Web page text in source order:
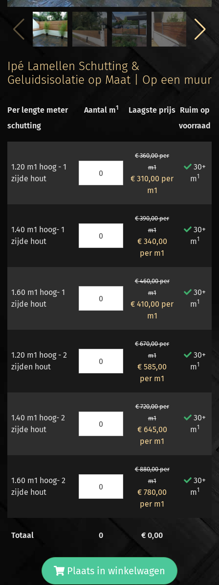
Ipé Lamellen Schutting &
Geluidsisolatie op Maat | Op een muur
Per lengte meter
schutting
Aantal m1 Laagste prijs Ruim op
voorraad
1.20 m1 hoog - 1
zijde hout
€ 360,00 per
m1
€ 310,00 per
m1
30+
m1
1.40 m1 hoog- 1
zijde hout
€ 390,00 per
m1
€ 340,00
per m1
30+
m1
1.60 m1 hoog- 1
zijde hout
€ 460,00 per
m1
€ 410,00 per
m1
30+
m1
1.20 m1 hoog - 2
zijden hout
€ 670,00 per
m1
€ 585,00
per m1
30+
m1
1.40 m1 hoog- 2
zijde hout
€ 720,00 per
m1
€ 645,00
per m1
30+
m1
1.60 m1 hoog- 2
zijde hout
€ 880,00 per
m1
€ 780,00
per m1
30+
m1
Totaal 0 €0,00
Plaats in winkelwagen